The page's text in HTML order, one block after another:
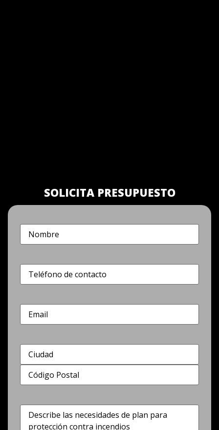
SOLICITA PRESUPUESTO
Nombre
Teléfono(Obligatorio)
Correo
electrónico
Dirección
Describe
las
necesidades